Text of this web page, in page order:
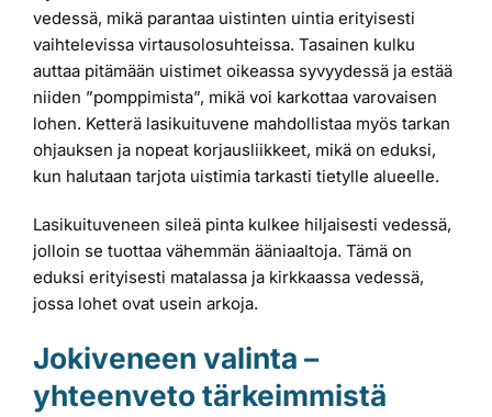
vedessä, mikä parantaa uistinten uintia erityisesti
vaihtelevissa virtausolosuhteissa. Tasainen kulku
auttaa pitämään uistimet oikeassa syvyydessä ja estää
niiden ”pomppimista”, mikä voi karkottaa varovaisen
lohen. Ketterä lasikuituvene mahdollistaa myös tarkan
ohjauksen ja nopeat korjausliikkeet, mikä on eduksi,
kun halutaan tarjota uistimia tarkasti tietylle alueelle.
Lasikuituveneen sileä pinta kulkee hiljaisesti vedessä,
jolloin se tuottaa vähemmän ääniaaltoja. Tämä on
eduksi erityisesti matalassa ja kirkkaassa vedessä,
jossa lohet ovat usein arkoja.
Jokiveneen valinta –
yhteenveto tärkeimmistä